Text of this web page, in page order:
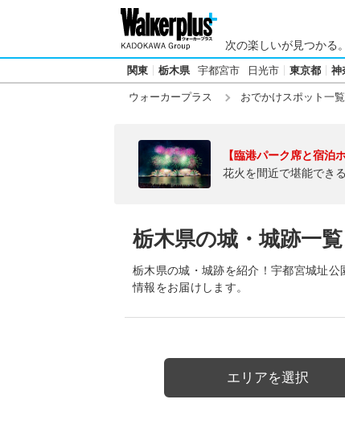
次の楽しいが見つかる。
関東 栃木県 宇都宮市 日光市 東京都 神
ウォーカープラス おでかけスポット一覧
【臨港パーク席と宿泊
花火を間近で堪能でき
栃木県の城・城跡一覧
栃木県の城・城跡を紹介！宇都宮城址
情報をお届けします。
エリアを選択